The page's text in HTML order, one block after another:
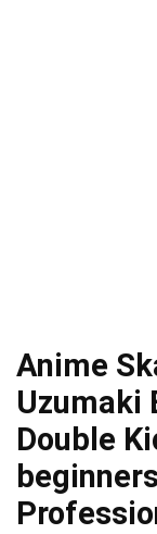
Anime
Uzumaki
Double